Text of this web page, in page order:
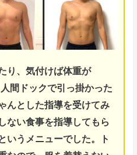
り、気付けば体重が
人間ドックで引っ掛かった
んとした指導を受けてみ
ない食事を指導してもら
いうメニューでした。
ト